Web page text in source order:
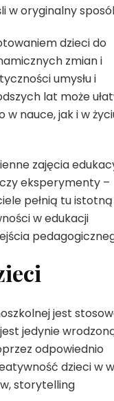
w oryginalny
dzieci do
zmian i
umysłu i
lat może
w nauce, jak i w
zajęcia
eksperymenty –
pełnią tu
w edukacji
jest
jedynie
odpowiednio
dzieci w
storytelling